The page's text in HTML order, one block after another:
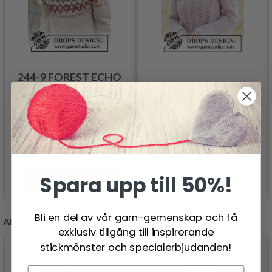
244-9 FOREST ECHO
SWEATER BY DROPS
DESIGN
381.00 SEK
Lägg till varukorgen
267-10 ROSE PEARL
SWEATER BY DROPS
DESIGN
Pris från212.00 SEK
Se produkt
ANDRA KUNDER KÖPTE
Spara upp till 50%!
Bli en del av vår garn-gemenskap och få
exklusiv tillgång till inspirerande
stickmönster och specialerbjudanden!